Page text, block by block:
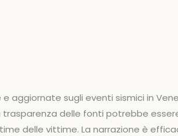
aggiornate sugli eventi sismici in
delle fonti potrebbe
delle vittime. La narrazione è